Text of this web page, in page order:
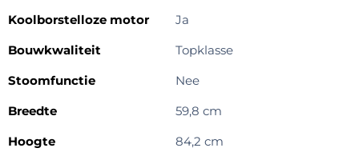
Koolborstelloze motor
Ja
Bouwkwaliteit
Topklasse
Stoomfunctie
Nee
Breedte
59,8 cm
Hoogte
84,2 cm